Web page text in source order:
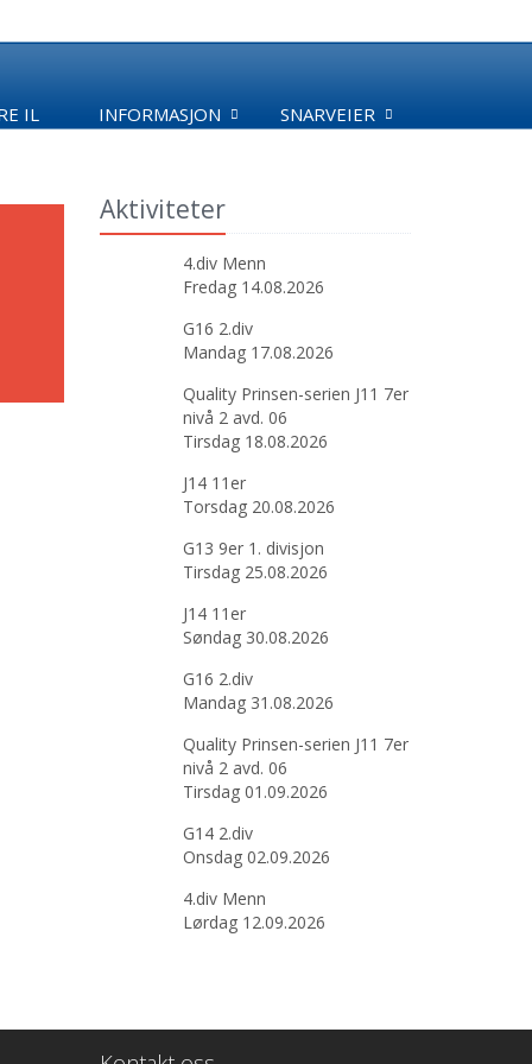
IL INFORMASJON SNARVEIER
Aktiviteter
4.div Menn
Fredag 14.08.2026
G16 2.div
Mandag 17.08.2026
Quality Prinsen-serien J11 7er
nivå 2 avd. 06
Tirsdag 18.08.2026
J14 11er
Torsdag 20.08.2026
G13 9er 1. divisjon
Tirsdag 25.08.2026
J14 11er
Søndag 30.08.2026
G16 2.div
Mandag 31.08.2026
Quality Prinsen-serien J11 7er
nivå 2 avd. 06
Tirsdag 01.09.2026
G14 2.div
Onsdag 02.09.2026
4.div Menn
Lørdag 12.09.2026